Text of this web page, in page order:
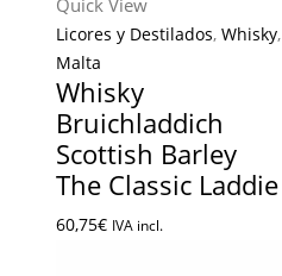
Quick View
Licores y Destilados, Whisky,
Malta
Whisky
Bruichladdich
Scottish Barley
The Classic Laddie
60,75€ IVA incl.